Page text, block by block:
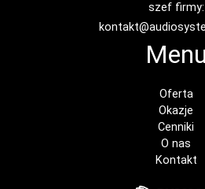
szef firmy:
Menu
Oferta
Okazje
Cenniki
O nas
Kontakt